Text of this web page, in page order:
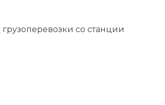
со станции